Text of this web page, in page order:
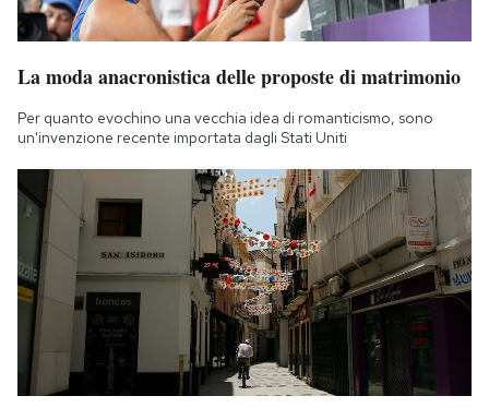
La moda anacronistica delle proposte di matrimonio
Per quanto evochino una vecchia idea di romanticismo, sono
un'invenzione recente importata dagli Stati Uniti